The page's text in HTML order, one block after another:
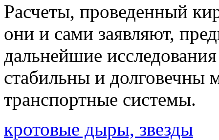
Расчеты, проведенный
они и сами заявляют,
дальнейшие
стабильны и долговечны
транспортные системы.
кротовые дыры, звезды